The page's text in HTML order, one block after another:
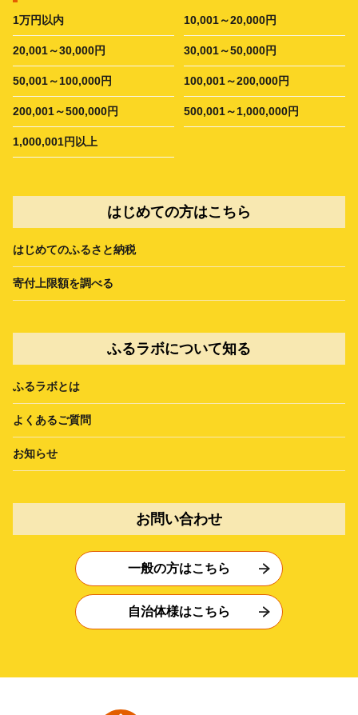
1万円以内 10,001～20,000円
20,001～30,000円 30,001～50,000円
50,001～100,000円 100,001～200,000円
200,001～500,000円 500,001～1,000,000円
1,000,001円以上
はじめての方はこちら
はじめてのふるさと納税
寄付上限額を調べる
ふるラボについて知る
ふるラボとは
よくあるご質問
お知らせ
お問い合わせ
一般の方はこちら
自治体様はこちら